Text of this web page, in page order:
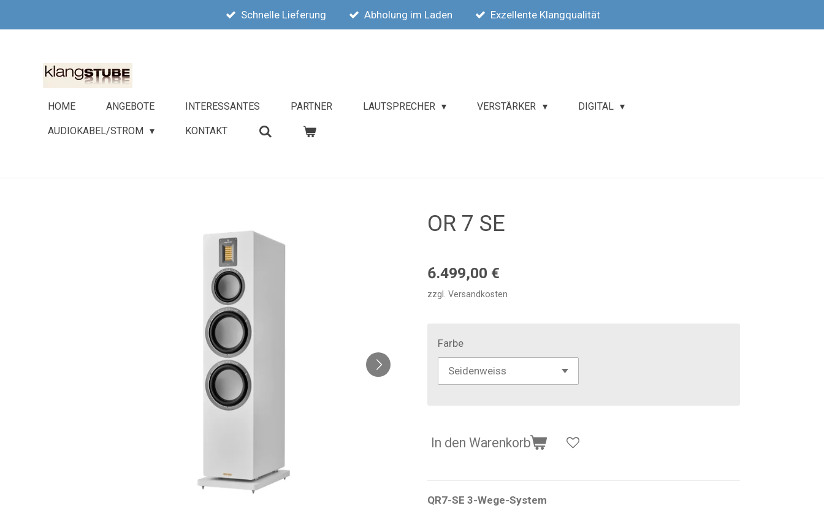
Hauptinhalt
Schnelle Lieferung Abholung im Laden Exzellente Klangqualität
HOME ANGEBOTE INTERESSANTES PARTNER LAUTSPRECHER VERSTÄRKER DIGITAL
AUDIOKABEL/STROM KONTAKT
OR 7 SE
6.499,00 €
zzgl. Versandkosten
Farbe
In den Warenkorb
QR7-SE 3-Wege-System